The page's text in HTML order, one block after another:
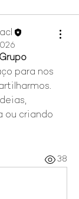
Grupo
para nos
ou criando
38